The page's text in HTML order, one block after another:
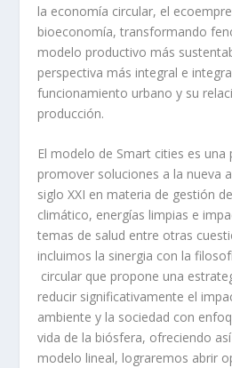
la economía circular, el
bioeconomía, transformando
modelo productivo más
perspectiva más integral e
funcionamiento urbano y su
producción.
El modelo de Smart cities es
promover soluciones a la nueva
siglo XXI en materia de gestión
climático, energías limpias e
temas de salud entre otras
incluimos la sinergia con la
circular que propone una
reducir significativamente el
ambiente y la sociedad con
vida de la biósfera, ofreciendo
modelo lineal, lograremos abrir